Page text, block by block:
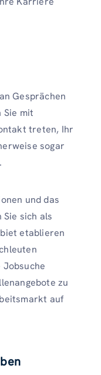
Gesprächen
Sie mit
treten, Ihr
sogar
und das
sich als
etablieren
Jobsuche
zu
auf